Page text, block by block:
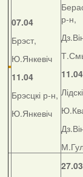
07.04
Брэст,
Ю.Янкевіч
11.04
Брэсцкі р-н,
Ю.Янкевіч
р-н,
11.04
27.03